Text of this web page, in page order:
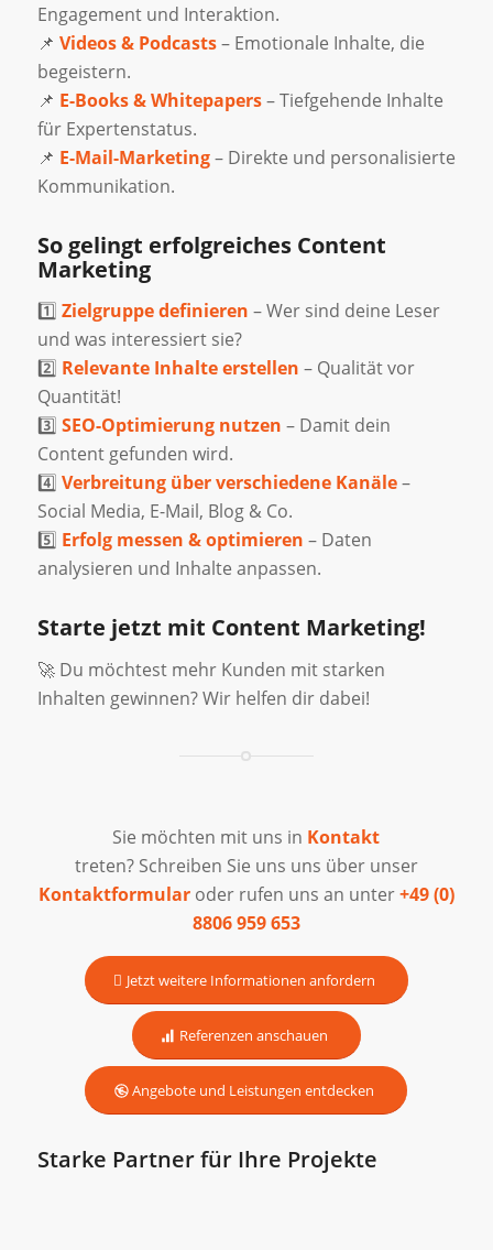
Engagement und Interaktion.
📌 Videos & Podcasts– Emotionale Inhalte, die
begeistern.
📌 E-Books & Whitepapers– Tiefgehende Inhalte
für Expertenstatus.
📌 E-Mail-Marketing– Direkte und personalisierte
Kommunikation.
So gelingt erfolgreiches Content
Marketing
1️⃣ Zielgruppe definieren – Wer sind deine Leser
und was interessiert sie?
2️⃣ Relevante Inhalte erstellen – Qualität vor
Quantität!
3️⃣ SEO-Optimierung nutzen – Damit dein
Content gefunden wird.
4️⃣ Verbreitung über verschiedene Kanäle–
Social Media, E-Mail, Blog & Co.
5️⃣ Erfolg messen & optimieren – Daten
analysieren und Inhalte anpassen.
Starte jetzt mit Content Marketing!
🚀 Du möchtest mehr Kunden mit starken
Inhalten gewinnen? Wir helfen dir dabei!
Sie möchten mit uns in Kontakt
treten? Schreiben Sie uns uns über unser
Kontaktformular oder rufen uns an unter+49 (0)
8806 959 653
Jetzt weitere Informationen anfordern
Referenzen anschauen
Angebote und Leistungen entdecken
Starke Partner für Ihre Projekte